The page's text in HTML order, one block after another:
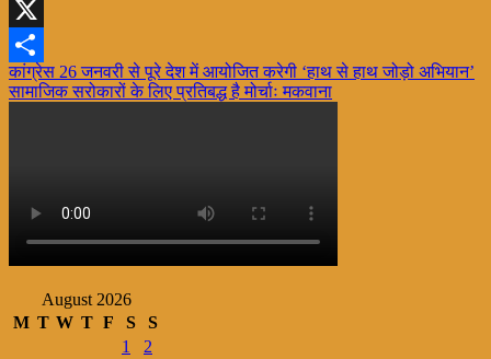
WhatsApp
X
Share
Post
navigation
कांग्रेस 26 जनवरी से पूरे देश में आयोजित करेगी ‘हाथ से हाथ जोड़ो अभियान’
सामाजिक सरोकारों के लिए प्रतिबद्ध है मोर्चाः मकवाना
August 2026
M T W T F S
S
1
2